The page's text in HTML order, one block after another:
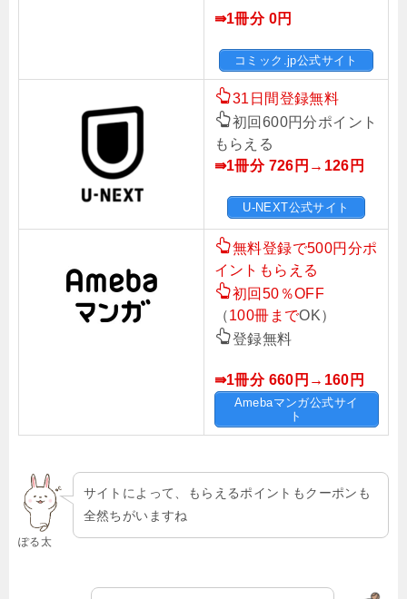
⇛1冊分 0円
コミック.jp公式サイト
31日間登録無料
初回600円分ポイント
もらえる
⇛1冊分 726円→126 円
U-NEXT公式サイト
無料登録で500円分ポ
イントもらえる
初回50％OFF
（100冊までOK）
登録無料
⇛1冊分 660円→160 円
Amebaマンガ公式サイ
ト
ぽる太
サイトによって、もらえるポイントもクーポンも
全然ちがいますね